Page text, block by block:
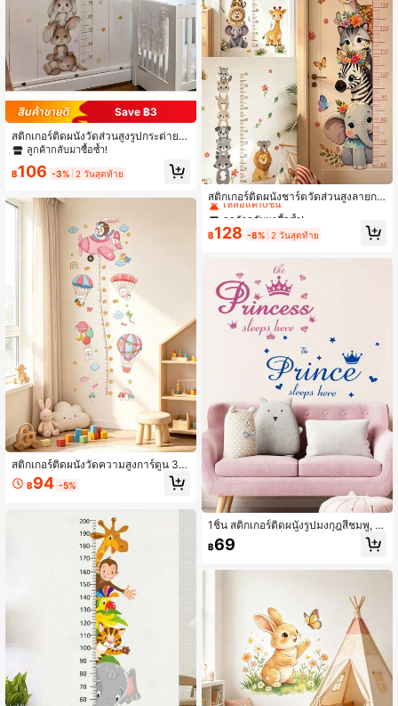
Save ฿3
สติกเกอร์ติดผนังวัดส่วนสูงรูปกระต่ายก
าร์ตูนน่ารัก - สติกเกอร์วัดการเจริญเติบ
โตสำหรับห้องเด็ก ห้องทารก, สติกเกอร์
ติดผนังธีมสัตว์เพื่อการศึกษาแบบถอดไ
ลูกค้ากลับมาซื้อซ้ำ!
฿106 -3% 2 วันสุดท้าย
สติกเกอร์ติดผนังวัดความสูงการ์ตูน 3D
สำหรับเด็ก, สติกเกอร์วัดความสูงตกแต่
งสำหรับห้องเด็ก
฿94 -5%
สติกเกอร์ติดผนังชาร์ตวัดส่วนสูงลายกา
ร์ตูนสัตว์น่ารักแบบซ้อนกัน ช้าง สิงโต ยี
ราฟ สำหรับตกแต่งห้องเด็ก ห้องนอน ห้
องเด็กอ่อน ห้องนั่งเล่น และบ้าน
ลูกค้ากลับมาซื้อซ้ำ!
เหลือแค่10ชิ้น
ลูกค้ากลับมาซื้อซ้ำ!
เหลือแค่10ชิ้น
ลูกค้ากลับมาซื้อซ้ำ!
เหลือแค่10ชิ้น
ลูกค้ากลับมาซื้อซ้ำ!
฿128 -8% 2 วันสุดท้าย
1ชิ้น สติกเกอร์ติดผนังรูปมงกุฎสีชมพู, ต
กแต่งห้องนอนเด็ก พื้นหลังสำหรับเด็กช
ายและเด็กหญิง, วอลล์เปเปอร์แบบติดเอ
฿69